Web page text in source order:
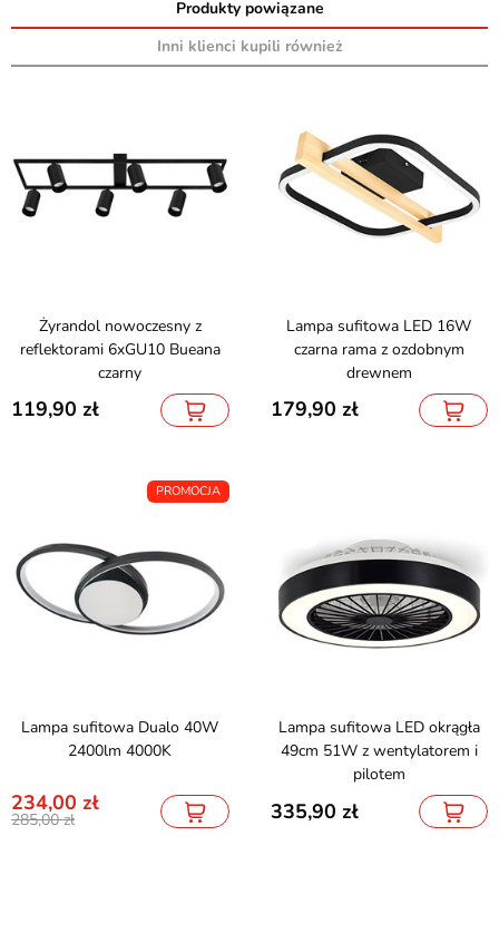
Produkty powiązane
Inni klienci kupili również
Żyrandol nowoczesny z
reflektorami 6xGU10 Bueana
czarny
119,90
Lampa sufitowa LED 16W
czarna rama z ozdobnym
drewnem
179,90
PROMOCJA
Lampa sufitowa Dualo 40W
2400lm 4000K
234,00
285,00
Lampa sufitowa LED okrągła
49cm 51W z wentylatorem i
pilotem
335,90